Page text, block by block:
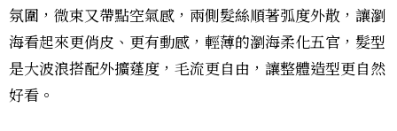
氛圍，微束又帶點空氣感，兩側髮絲順著弧度外散，讓瀏
海看起來更俏皮、更有動感，輕薄的瀏海柔化五官，髮型
是大波浪搭配外擴蓬度，毛流更自由，讓整體造型更自然
好看。